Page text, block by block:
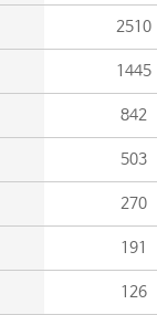
2510
1445
842
503
270
191
126